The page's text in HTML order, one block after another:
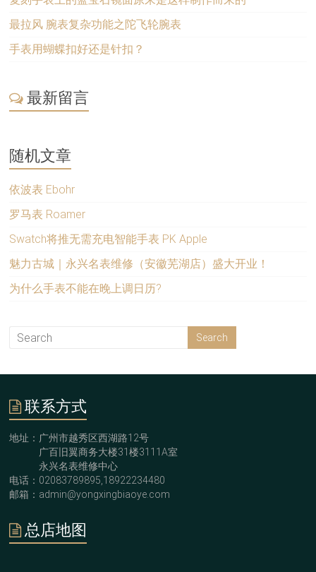
最拉风 腕表复杂功能之陀飞轮腕表
手表用蝴蝶扣好还是针扣？
最新留言
随机文章
依波表 Ebohr
罗马表 Roamer
Swatch将推无需充电智能手表 PK Apple
魅力古城｜永兴名表维修（安徽芜湖店）盛大开业！
为什么手表不能在晚上调日历?
联系方式
地址：广州市越秀区西湖路12号
广百旧翼商务大楼31楼3111A室
永兴名表维修中心
电话：02083789895,18922234480
邮箱：admin@yongxingbiaoye.com
总店地图